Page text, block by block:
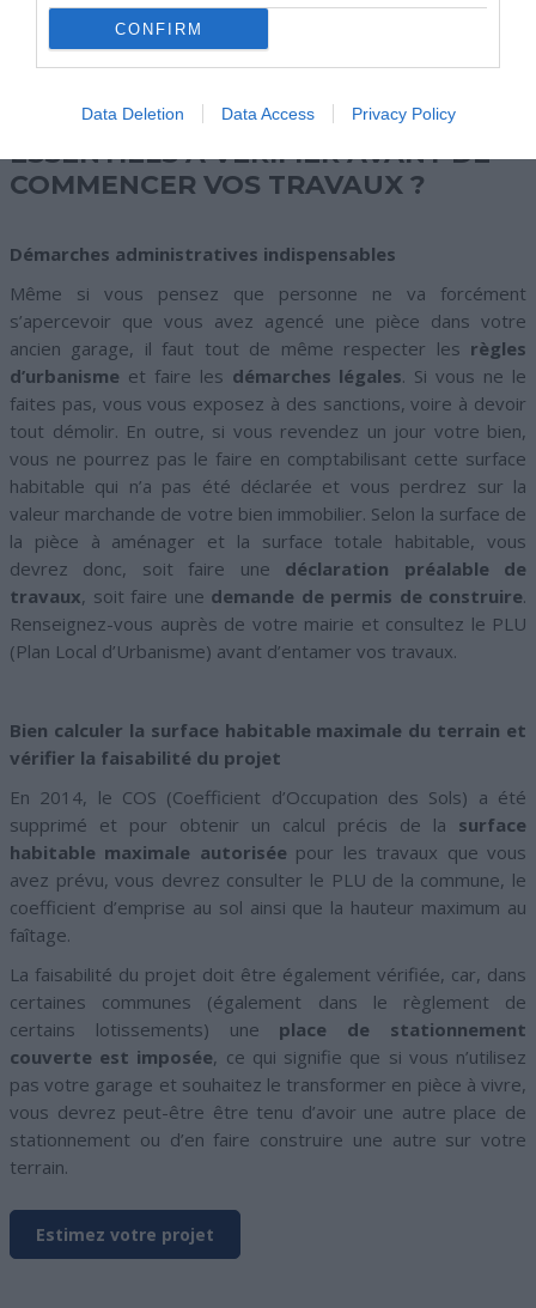
CONFIRM
Data Deletion Data Access Privacy Policy
QUELS SONT LES POINTS
ESSENTIELS À VÉRIFIER AVANT DE
COMMENCER VOS TRAVAUX ?
Démarches administratives indispensables
Même si vous pensez que personne ne va forcément
s’apercevoir que vous avez agencé une pièce dans votre
ancien garage, il faut tout de même respecter les règles
d’urbanisme et faire les démarches légales. Si vous ne le
faites pas, vous vous exposez à des sanctions, voire à devoir
tout démolir. En outre, si vous revendez un jour votre bien,
vous ne pourrez pas le faire en comptabilisant cette surface
habitable qui n’a pas été déclarée et vous perdrez sur la
valeur marchande de votre bien immobilier. Selon la surface de
la pièce à aménager et la surface totale habitable, vous
devrez donc, soit faire une déclaration préalable de
travaux, soit faire une demande de permis de construire.
Renseignez-vous auprès de votre mairie et consultez le PLU
(Plan Local d’Urbanisme) avant d’entamer vos travaux.
Bien calculer la surface habitable maximale du terrain et
vérifier la faisabilité du projet
En 2014, le COS (Coefficient d’Occupation des Sols) a été
supprimé et pour obtenir un calcul précis de la surface
habitable maximale autorisée pour les travaux que vous
avez prévu, vous devrez consulter le PLU de la commune, le
coefficient d’emprise au sol ainsi que la hauteur maximum au
faîtage.
La faisabilité du projet doit être également vérifiée, car, dans
certaines communes (également dans le règlement de
certains lotissements) une place de stationnement
couverte est imposée, ce qui signifie que si vous n’utilisez
pas votre garage et souhaitez le transformer en pièce à vivre,
vous devrez peut-être être tenu d’avoir une autre place de
stationnement ou d’en faire construire une autre sur votre
terrain.
Estimez votre projet